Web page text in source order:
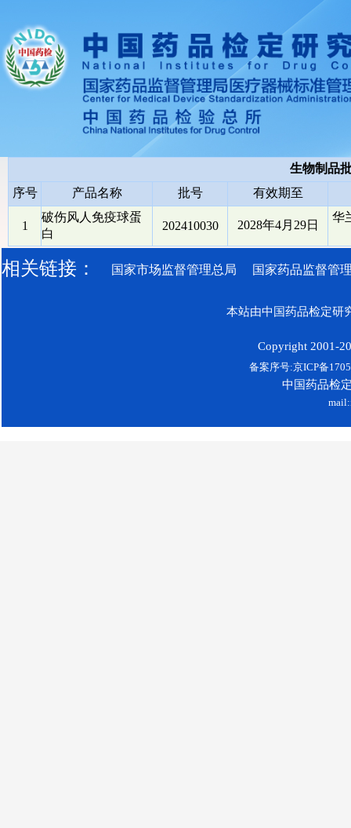
生物制品
序号
产品名称 批号 有效期至
1
破伤风人免疫球蛋
白
202410030 2028年4月29日
华
相关链接： 国家市场监督管理总局 国家药品监督管
本站由中国药品检定研
Copyright 2001-
备案序号:京ICP备
中国药品检